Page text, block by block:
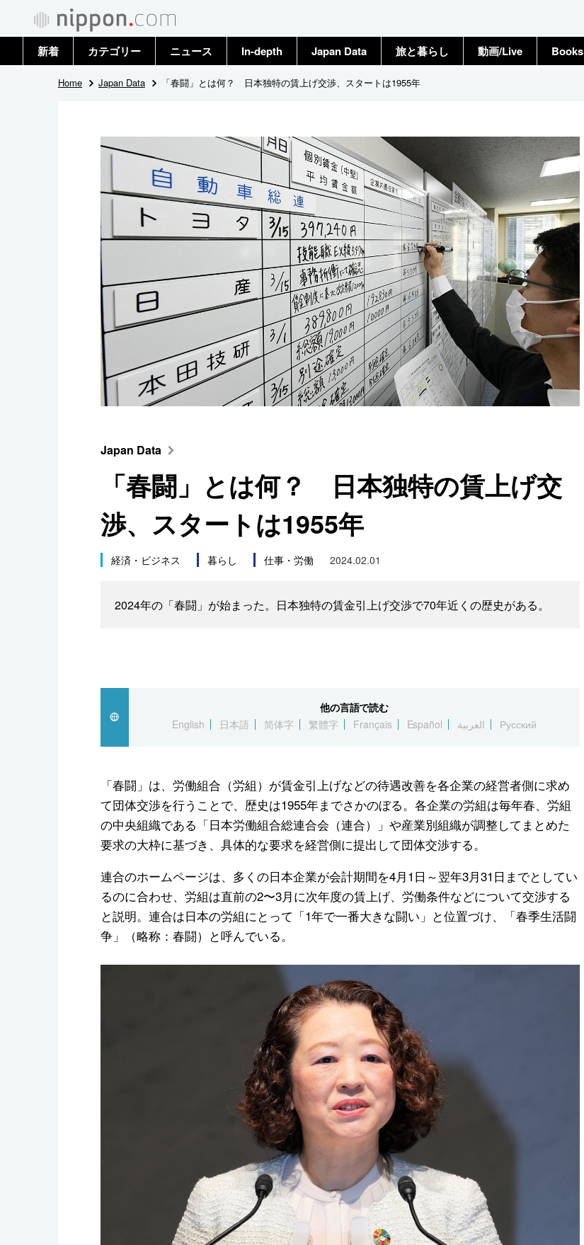
新着 カテゴリー
政治・外交
社会
文化
科学・技術
暮らし
スポーツ・東京2020
ニュース
トップ
In-depth Japan Data 旅と暮らし 動画/Live Books
Home Japan Data 「春闘」とは何？ 日本独特の賃上げ交渉、スタートは1955年
Japan Data
「春闘」とは何？ 日本独特の賃上げ交
渉、スタートは1955年
経済・ビジネス 暮らし 仕事・労働 2024.02.01
2024年の「春闘」が始まった。日本独特の賃金引上げ交渉で70年近くの歴史がある。
他の言語で読む
English
日本語 简体字 繁體字 Français Español العربية Русский
「春闘」は、労働組合（労組）が賃金引上げなどの待遇改善を各企業の経営者側に求め
て団体交渉を行うことで、歴史は1955年までさかのぼる。各企業の労組は毎年春、労組
の中央組織である「日本労働組合総連合会（連合）」や産業別組織が調整してまとめた
要求の大枠に基づき、具体的な要求を経営側に提出して団体交渉する。
連合のホームページは、多くの日本企業が会計期間を4月1日～翌年3月31日までとしてい
るのに合わせ、労組は直前の2〜3月に次年度の賃上げ、労働条件などについて交渉する
と説明。連合は日本の労組にとって「1年で一番大きな闘い」と位置づけ、「春季生活闘
争」（略称：春闘）と呼んでいる。